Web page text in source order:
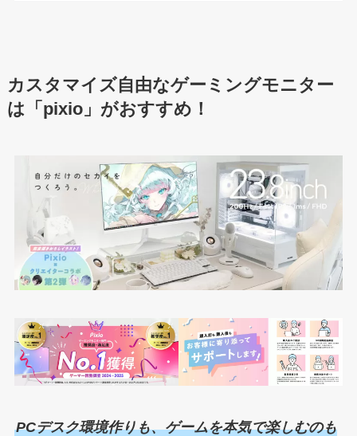
カスタマイズ自由なゲーミングモニター
は「pixio」がおすすめ！
PCデスク環境作りも、ゲームを本気で楽しむのも